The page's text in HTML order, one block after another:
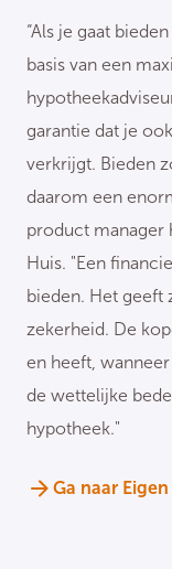
“Als je gaat
basis van een
garantie dat je
verkrijgt. Bieden
daarom een
product manager
Huis. "Een
bieden. Het geeft
zekerheid. De
en heeft,
de wettelijke
hypotheek."
Ga naar